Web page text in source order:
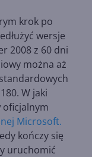
krok po
wersje
2008 z 60 dni
można aż
W jaki
oficjalnym
Microsoft.
kończy się
uruchomić